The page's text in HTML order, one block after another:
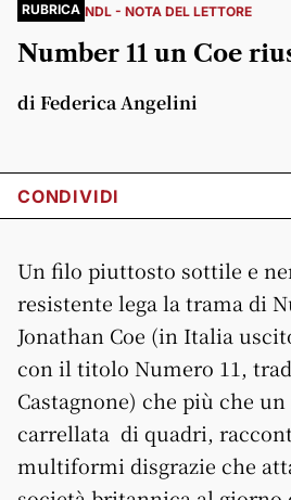
RUBRICA NDL - NOTA DEL LETTORE
Number 11 un Coe
di Federica Angelini
CONDIVIDI
Un filo piuttosto sottile e
resistente lega la trama di
Jonathan Coe (in Italia
con il titolo Numero 11,
Castagnone) che più che
carrellata di quadri,
multiformi disgrazie che